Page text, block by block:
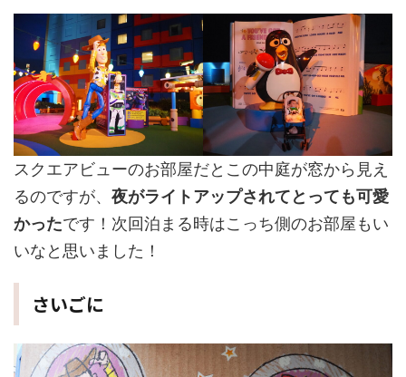
スクエアビューのお部屋だとこの中庭が窓から見え
るのですが、 夜がライトアップされてとっても可愛
かったです！次回泊まる時はこっち側のお部屋もい
いなと思いました！
さいごに